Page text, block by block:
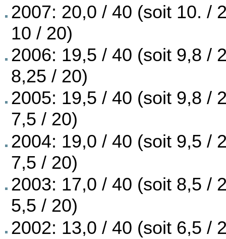
2007: 20,0 / 40 (soit 10. /
10 / 20)
2006: 19,5 / 40 (soit 9,8 /
8,25 / 20)
2005: 19,5 / 40 (soit 9,8 /
7,5 / 20)
2004: 19,0 / 40 (soit 9,5 /
7,5 / 20)
2003: 17,0 / 40 (soit 8,5 /
5,5 / 20)
2002: 13,0 / 40 (soit 6,5 /